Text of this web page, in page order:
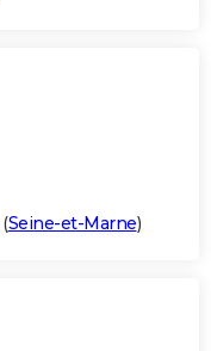
(Seine-et-Marne)